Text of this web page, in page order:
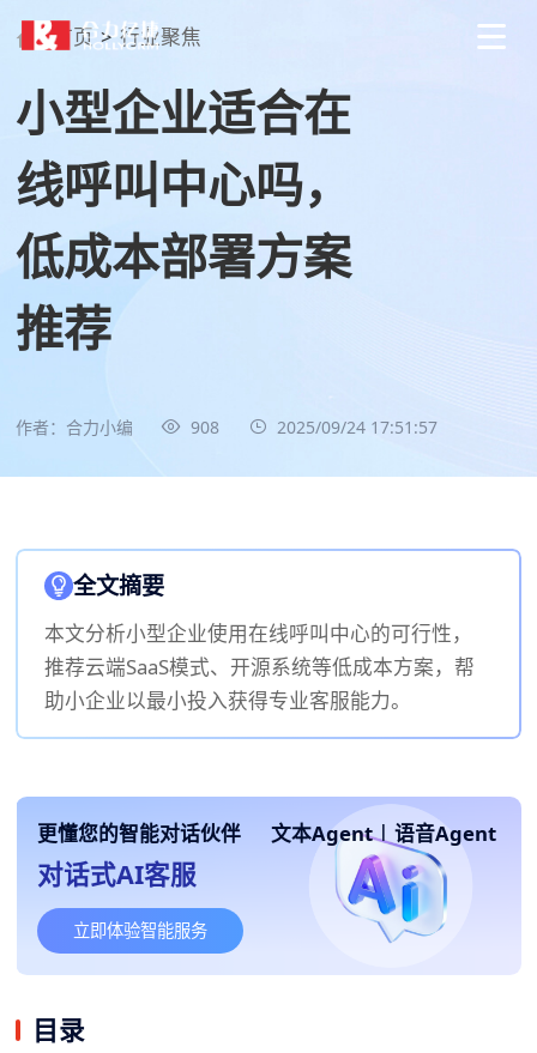
首页 > 行业聚焦
小型企业适合在
线呼叫中心吗，
低成本部署方案
推荐
作者：合力小编 908 2025/09/24 17:51:57
全文摘要
本文分析小型企业使用在线呼叫中心的可行性，
推荐云端SaaS模式、开源系统等低成本方案，帮
助小企业以最小投入获得专业客服能力。
更懂您的智能对话伙伴 文本Agent | 语音Agent
对话式AI客服
立即体验智能服务
目录